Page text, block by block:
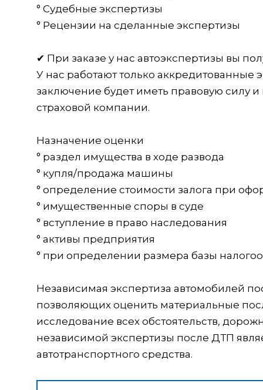
° Судебные экспертизы
° Рецензии на сделанные экспертизы
✔ При заказе у нас автоэкспертизы вы
У нас работают только
заключение будет иметь правовую силу
страховой компании.
Назначение оценки
° раздел имущества в ходе развода
° купля/продажа машины
° определение стоимости залога при
° имущественные споры в суде
° вступление в право наследования
° активы предприятия
° при определении размера базы
Независимая экспертиза автомобилей
позволяющих оценить материальные
исследование всех обстоятельств,
независимой экспертизы после ДТП
автотранспортного средства.